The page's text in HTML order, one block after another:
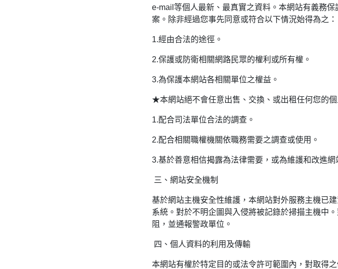
e-mail等個人最新、最真實之資料。本網站有義務
案。除非經過您事先同意或符合以下情況始得為之：
1.經由合法的途徑。
2.保護或防衛相關網路民眾的權利或所有權。
3.為保護本網站各相關單位之權益。
★本網站絕不會任意出售、交換、或出租任何您的
1.配合司法單位合法的調查。
2.配合相關職權機關依職務需要之調查或使用。
3.基於善意相信揭露為法律需要，或為維護和改進網
三、網站安全機制
基於網站主機安全性維護，本網站對外服務主機已
系統。對於不明企圖與入侵將被記錄於掃描主機中
阻，並通報警政單位。
四、個人資料的利用及傳輸
本網站有權於特定目的或法令許可範圍內，對取得